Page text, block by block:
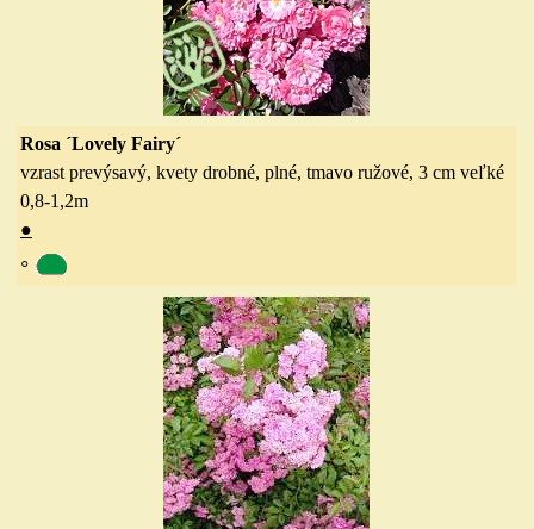
Rosa ´Lovely Fairy´
vzrast prevýsavý, kvety drobné, plné, tmavo ružové, 3 cm veľké
0,8-1,2m
●
◦